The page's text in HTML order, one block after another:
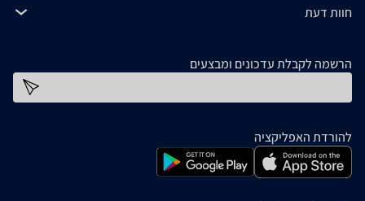
חוות דעת
הרשמה לקבלת עדכונים ומבצעים
להורדת האפליקציה